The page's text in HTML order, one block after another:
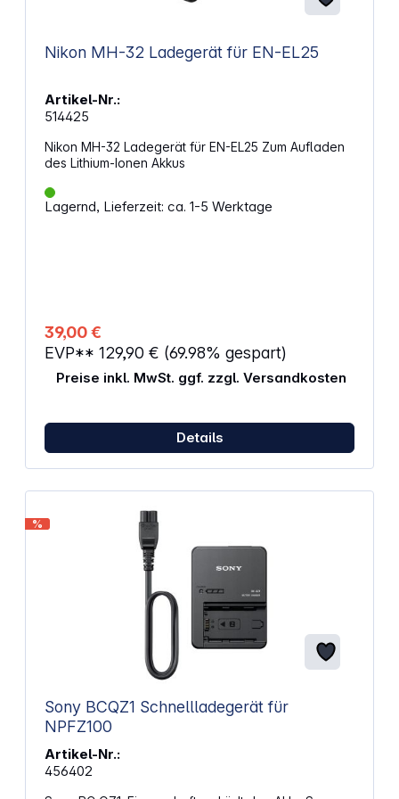
Nikon MH-32 Ladegerät für EN-EL25
Artikel-Nr.:
514425
Nikon MH-32 Ladegerät für EN-EL25 Zum Aufladen
des Lithium-Ionen Akkus
Lagernd, Lieferzeit: ca. 1-5 Werktage
39,00 €
EVP** 129,90 € (69.98% gespart)
Preise inkl. MwSt. ggf. zzgl. Versandkosten
Details
%
Sony BCQZ1 Schnellladegerät für
NPFZ100
Artikel-Nr.:
456402